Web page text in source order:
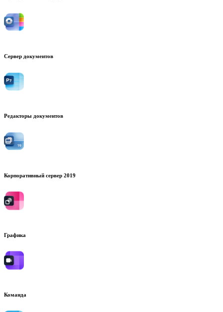
Сервер документов
Редакторы документов
Корпоративный сервер 2019
Графика
Команда